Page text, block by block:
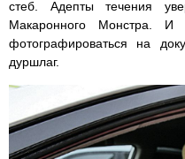
стеб. Адепты течения
Макаронного Монстра.
фотографироваться на
дуршлаг.